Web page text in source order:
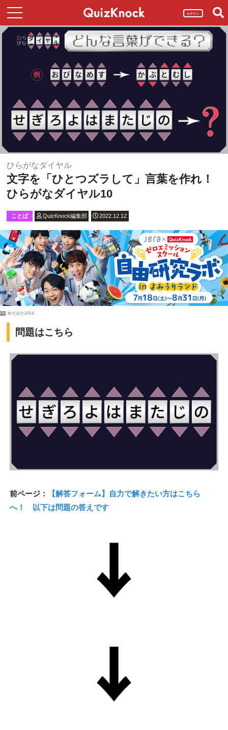
ログイン
ひらがなダイヤル
文字を「ひとつズラして」言葉を作れ！
ひらがなダイヤル10
ことば QuizKnock編集部 2022.12.12
PR 株式会社JERA
問題はこちら
前ページ：
【解答フォーム】自力で解きたい方はこちら
へ！ 以下は問題の答えです